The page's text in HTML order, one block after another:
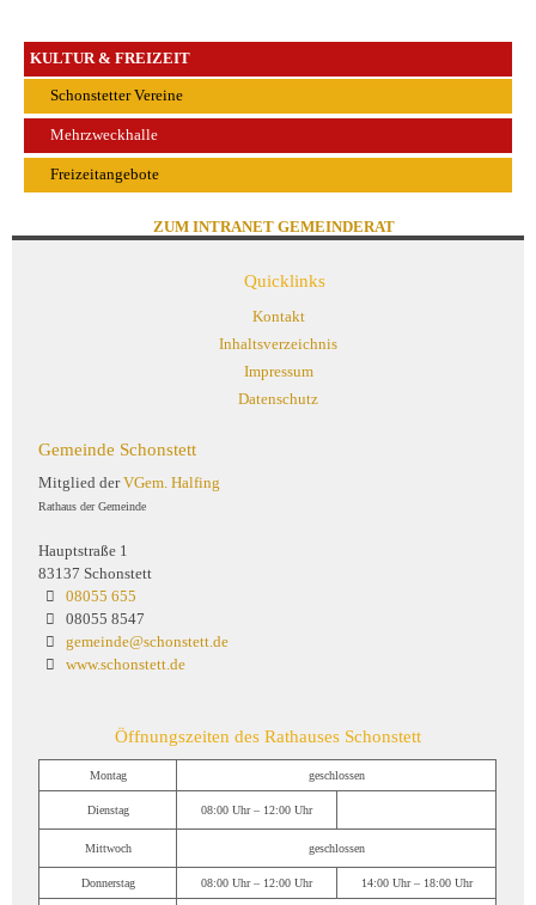
KULTUR & FREIZEIT
Schonstetter Vereine
Mehrzweckhalle
Freizeitangebote
ZUM INTRANET GEMEINDERAT
Quicklinks
Kontakt
Inhaltsverzeichnis
Impressum
Datenschutz
Gemeinde Schonstett
Mitglied derVGem. Halfing
Rathaus der Gemeinde
Hauptstraße 1
83137 Schonstett
08055 655
08055 8547
gemeinde@schonstett.de
www.schonstett.de
Öffnungszeiten des Rathauses Schonstett
Montag geschlossen
Dienstag 08:00 Uhr – 12:00 Uhr
Mittwoch geschlossen
Donnerstag 08:00 Uhr – 12:00 Uhr 14:00 Uhr – 18:00 Uhr